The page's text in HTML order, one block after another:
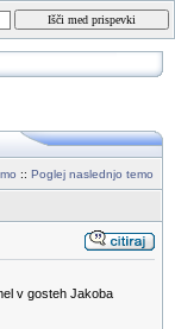
:: Poglej naslednjo temo
v gosteh Jakoba